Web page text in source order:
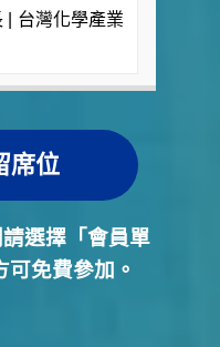
台灣化學產業
席位
選擇「會員單
免費參加。